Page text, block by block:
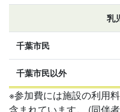
乳
※参加費には施設の利用